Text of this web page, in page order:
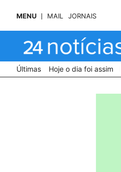
MENU MAIL JORNAIS
Últimas Hoje o dia foi assim